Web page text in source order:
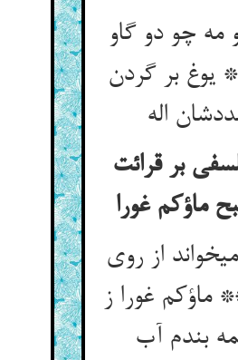
مه چو دو گاو
یوغ بر گردن
اله‏
بر قرائت
ماؤکم غورا
از روی
ماؤکم غورا ز
بندم آب‏